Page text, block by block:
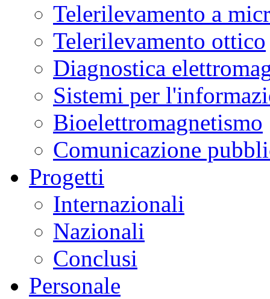
Telerilevamento a
Telerilevamento ottico
Diagnostica
Sistemi per
Bioelettromagnetismo
Comunicazione
Progetti
Internazionali
Nazionali
Conclusi
Personale